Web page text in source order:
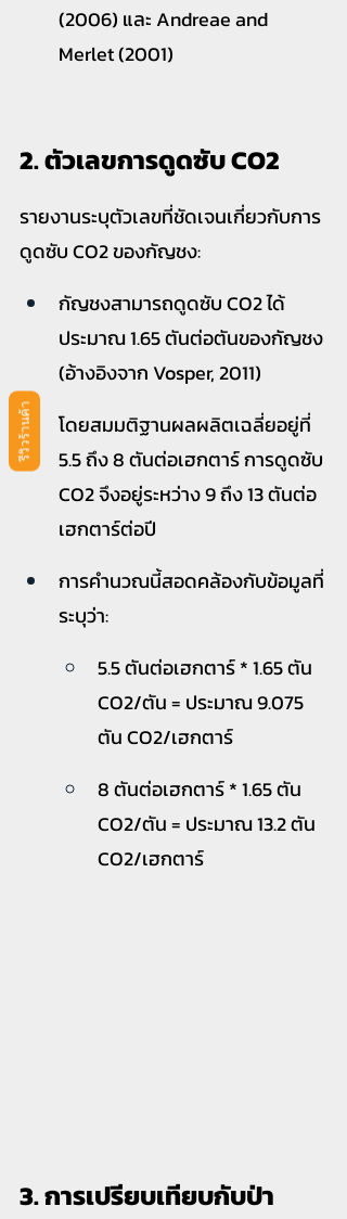
(2006) และ Andreae and
Merlet (2001)
2. ตัวเลขการดูดซับ CO2
รายงานระบุตัวเลขที่ชัดเจนเกี่ยวกับการ
ดูดซับ CO2 ของกัญชง:
กัญชงสามารถดูดซับ CO2 ได้
ประมาณ 1.65 ตันต่อตันของกัญชง
(อ้างอิงจาก Vosper, 2011)
โดยสมมติฐานผลผลิตเฉลี่ยอยู่ที่
5.5 ถึง 8 ตันต่อเฮกตาร์ การดูดซับ
CO2 จึงอยู่ระหว่าง 9 ถึง 13 ตันต่อ
เฮกตาร์ต่อปี
การคำนวณนี้สอดคล้องกับข้อมูลที่
ระบุว่า:
5.5 ตันต่อเฮกตาร์ * 1.65 ตัน
CO2/ตัน = ประมาณ 9.075
ตัน CO2/เฮกตาร์
8 ตันต่อเฮกตาร์ * 1.65 ตัน
CO2/ตัน = ประมาณ 13.2 ตัน
CO2/เฮกตาร์
3. การเปรียบเทียบกับป่า
รีวิวร้านค้า